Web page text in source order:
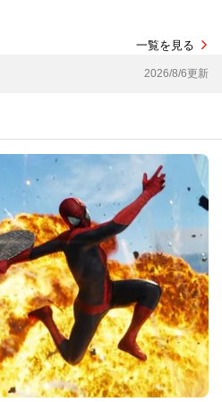
一覧を見る
2026/8/6更新